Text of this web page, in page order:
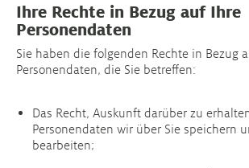
Ihre Rechte in Bezug auf Ihre
Personendaten
Sie haben die folgenden Rechte in Bezug
Personendaten, die Sie betreffen:
Das Recht, Auskunft darüber zu
Personendaten wir über Sie speichern
bearbeiten;